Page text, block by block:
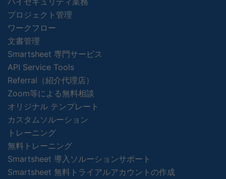
プロジェクト管理
ワークフロー
文書管理
Smartsheet 専門サービス
API Service Tools
Referral（紹介代理店）
Zoom等による無料相談
オリジナル テンプレート
カスタムソルーション
トレーニング
無料トレーニング
Smartsheet 導入ソルーションサポート
Smartsheet 無料トライアルアカウントの作成